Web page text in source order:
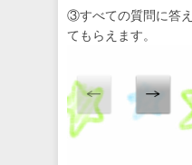
③すべての質問に答
てもらえます。